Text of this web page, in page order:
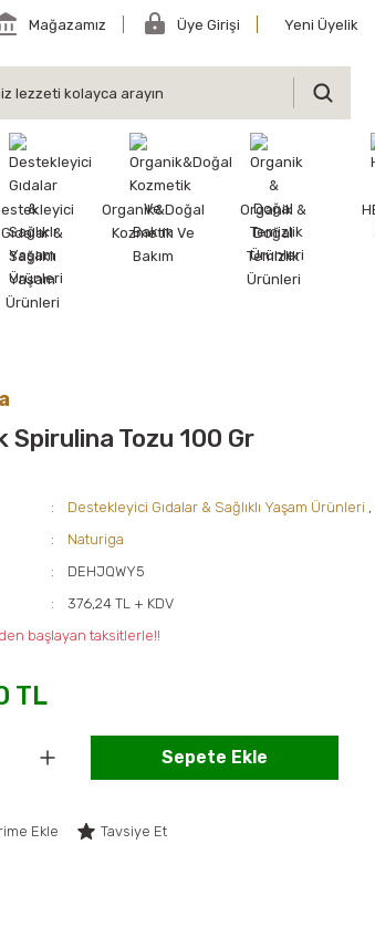
Mağazamız Üye Girişi Yeni Üyelik
Gıdalar &
Sağlıklı
Yaşam
Ürünleri
Organik&Doğal
Kozmetik Ve
Bakım
Organik &
Doğal
Temizlik
Ürünleri
Spirulina Tozu 100 Gr
Destekleyici Gıdalar & Sağlıklı Yaşam Ürünleri ,
Naturiga
DEHJQWY5
376,24 TL + KDV
başlayan taksitlerle!!
TL
Sepete Ekle
Tavsiye Et